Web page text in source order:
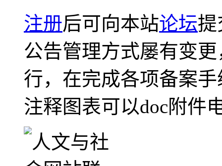
注册后可向本站论坛提
公告管理方式屡有变
行，在完成各项备案
注释图表可以doc附件